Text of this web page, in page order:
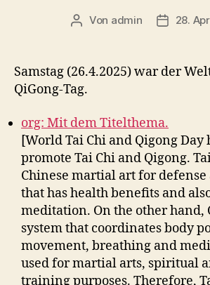
Beitragsautor
Von admin 28.
Samstag (26.4.2025) war der
QiGong-Tag.
org: Mit dem Titelthema.
[World Tai Chi and Qigong Day
promote Tai Chi and Qigong.
Chinese martial art for
that has health benefits and
meditation. On the other hand,
system that coordinates body
movement, breathing and
used for martial arts, spiritual
training purposes. Therefore,